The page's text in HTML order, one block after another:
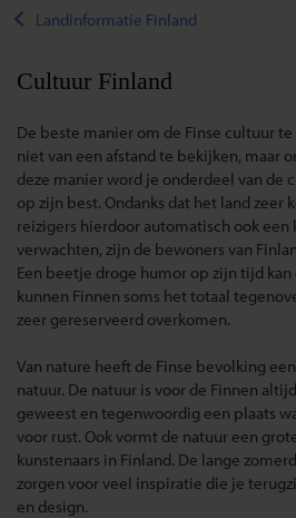
Landinformatie Finland
Cultuur Finland
De beste manier om de Finse cultuur
niet van een afstand te bekijken, maar
deze manier word je onderdeel van de
op zijn best. Ondanks dat het land zeer
reizigers hierdoor automatisch ook
verwachten, zijn de bewoners van
Een beetje droge humor op zijn tijd kan
kunnen Finnen soms het totaal
zeer gereserveerd overkomen.
Van nature heeft de Finse bevolking
natuur. De natuur is voor de Finnen
geweest en tegenwoordig een plaats
voor rust. Ook vormt de natuur een
kunstenaars in Finland. De lange
zorgen voor veel inspiratie die je
en design.